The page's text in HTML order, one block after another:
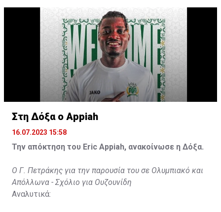
Στη Δόξα ο Appiah
16.07.2023 15:58
Την απόκτηση του Eric Appiah, ανακοίνωσε η Δόξα.
Ο Γ. Πετράκης για την παρουσία του σε Ολυμπιακό και
Απόλλωνα - Σχόλιο για Ουζουνίδη
Αναλυτικά: